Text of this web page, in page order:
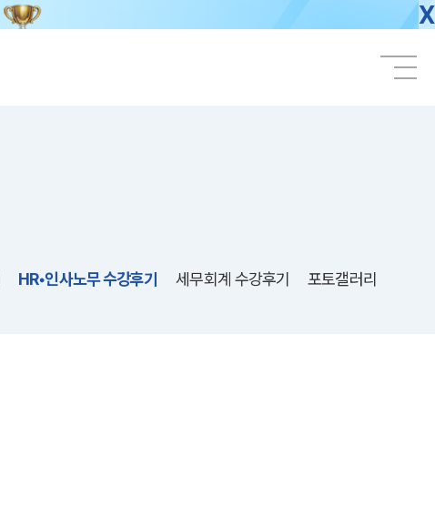
X
HR•인사노무 수강후기 세무회계 수강후기 포토갤러리